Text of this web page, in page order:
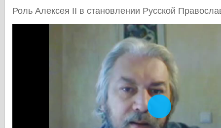
Роль Алексея II в становлении Русской
Play